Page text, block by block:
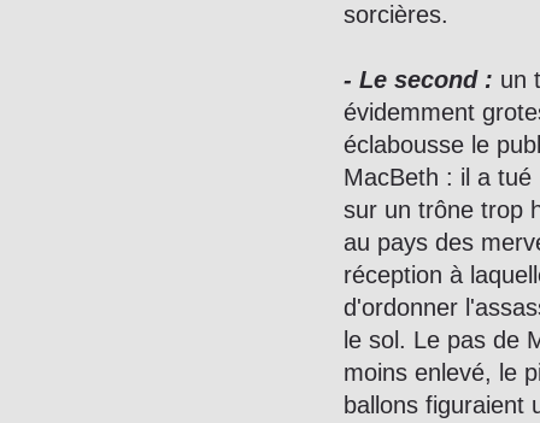
sorcières.
- Le second : un
évidemment
éclabousse le
MacBeth : il a
sur un trône trop
au pays des
réception à
d'ordonner
le sol. Le pas de
moins enlevé, le
ballons figuraient